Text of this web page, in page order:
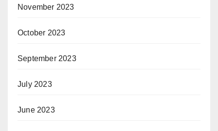
November 2023
October 2023
September 2023
July 2023
June 2023